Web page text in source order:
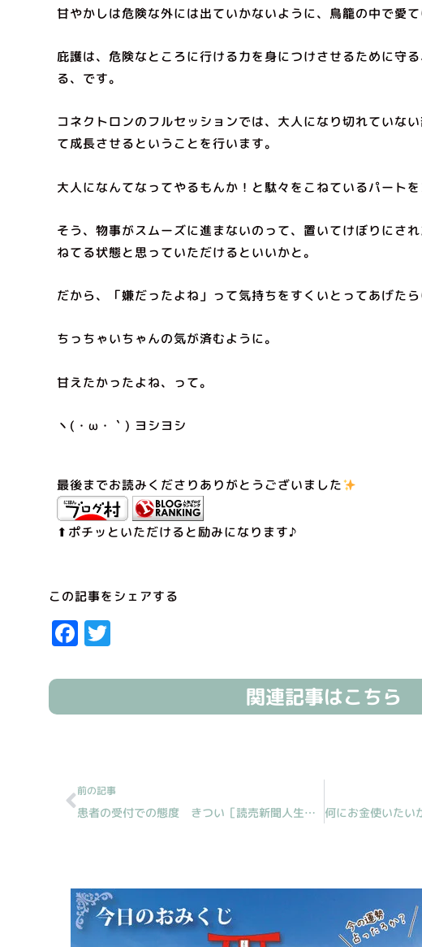
甘やかしは危険な外には出ていかないように、鳥籠の中で愛て
庇護は、危険なところに行ける力を身につけさせるために守
る、です。
コネクトロンのフルセッションでは、大人になり切れていな
て成長させるということを行います。
大人になんてなってやるもんか！と駄々をこねているパートを
そう、物事がスムーズに進まないのって、置いてけぼりにさ
ねてる状態と思っていただけるといいかと。
だから、「嫌だったよね」って気持ちをすくいとってあげたら
ちっちゃいちゃんの気が済むように。
甘えたかったよね、って。
丶(・ω・｀) ヨシヨシ
最後までお読みくださりありがとうございました
⬆︎ポチッといただけると励みになります♪
この記事をシェアする
Facebook
関連記事はこちら
前の記事
患者の受付での態度 きつい［読売新聞人生案内］